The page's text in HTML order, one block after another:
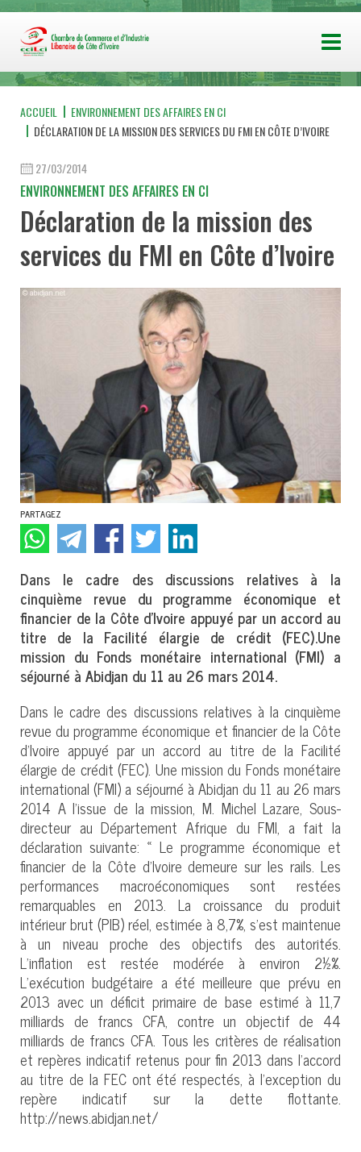
ACCUEIL
ENVIRONNEMENT DES AFFAIRES EN CI
DÉCLARATION DE LA MISSION DES SERVICES DU FMI EN CÔTE D’IVOIRE
27/03/2014
ENVIRONNEMENT DES AFFAIRES EN CI
Déclaration de la mission des
services du FMI en Côte d’Ivoire
PARTAGEZ
Dans le cadre des discussions relatives à la
cinquième revue du programme économique et
financier de la Côte d’Ivoire appuyé par un accord au
titre de la Facilité élargie de crédit (FEC).Une
mission du Fonds monétaire international (FMI) a
séjourné à Abidjan du 11 au 26 mars 2014.
Dans le cadre des discussions relatives à la cinquième
revue du programme économique et financier de la Côte
d’Ivoire appuyé par un accord au titre de la Facilité
élargie de crédit (FEC). Une mission du Fonds monétaire
international (FMI) a séjourné à Abidjan du 11 au 26 mars
2014 A l’issue de la mission, M. Michel Lazare, Sous-
directeur au Département Afrique du FMI, a fait la
déclaration suivante: « Le programme économique et
financier de la Côte d’Ivoire demeure sur les rails. Les
performances macroéconomiques sont restées
remarquables en 2013. La croissance du produit
intérieur brut (PIB) réel, estimée à 8,7%, s’est maintenue
à un niveau proche des objectifs des autorités.
L’inflation est restée modérée à environ 2½%.
L’exécution budgétaire a été meilleure que prévu en
2013 avec un déficit primaire de base estimé à 11,7
milliards de francs CFA, contre un objectif de 44
milliards de francs CFA. Tous les critères de réalisation
et repères indicatif retenus pour fin 2013 dans l’accord
au titre de la FEC ont été respectés, à l’exception du
repère indicatif sur la dette flottante.
http://news.abidjan.net/